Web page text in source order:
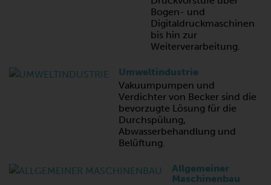
Bogen- und
Digitaldruckmaschinen
bis hin zur
Weiterverarbeitung.
Umweltindustrie
Vakuumpumpen und
Verdichter von Becker sind die
bevorzugte Lösung für die
Durchspülung,
Abwasserbehandlung und
Belüftung.
Allgemeiner
Maschinenbau